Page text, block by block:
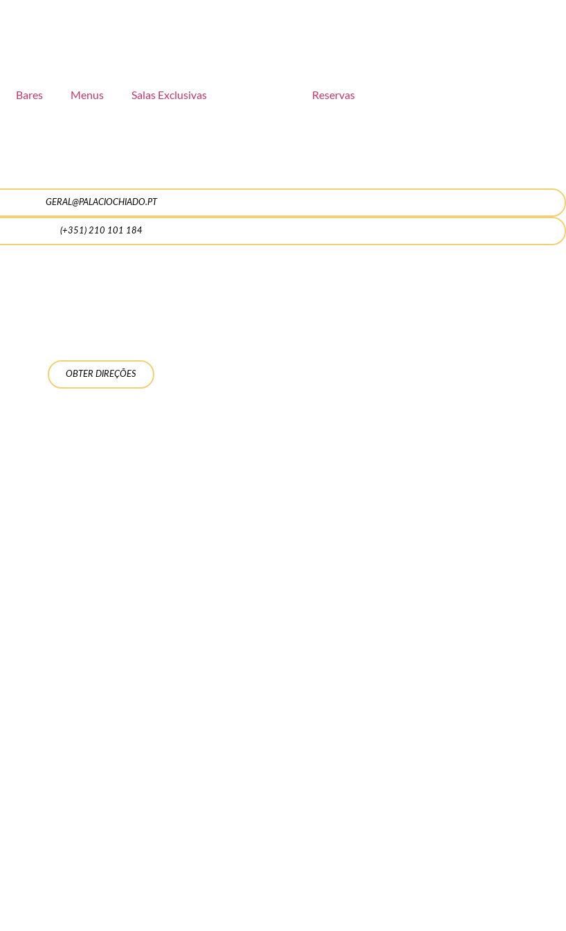
Bares Menus Salas Exclusivas Reservas
GERAL@PALACIOCHIADO.PT
(+351) 210 101 184
OBTER DIREÇÕES